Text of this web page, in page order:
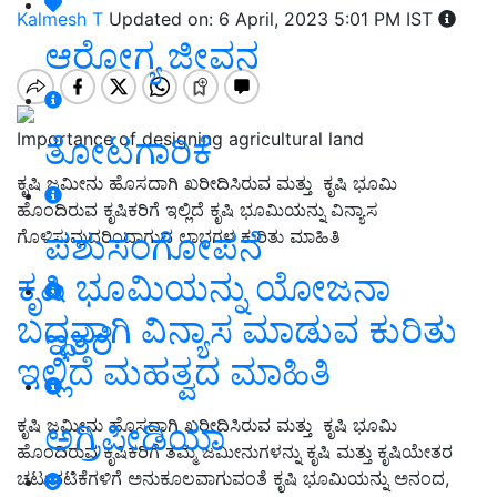
ಆರೋಗ್ಯ ಜೀವನ
ತೋಟಗಾರಿಕೆ
ಪಶುಸಂಗೋಪನೆ
ಇತರೆ
ಅಗ್ರಿಪೀಡಿಯಾ
Kalmesh T Updated on: 6 April, 2023 5:01 PM IST
Importance of designing agricultural land
ಕೃಷಿ ಜಮೀನು ಹೊಸದಾಗಿ ಖರೀದಿಸಿರುವ ಮತ್ತು ಕೃಷಿ ಭೂಮಿ
ಹೊಂದಿರುವ ಕೃಷಿಕರಿಗೆ ಇಲ್ಲಿದೆ ಕೃಷಿ ಭೂಮಿಯನ್ನು ವಿನ್ಯಾಸ
ಗೊಳಿಸುವುದರಿಂದಾಗುವ ಲಾಭಗಳ ಕುರಿತು ಮಾಹಿತಿ
ಕೃಷಿ ಭೂಮಿಯನ್ನು ಯೋಜನಾ
ಬದ್ಧವಾಗಿ ವಿನ್ಯಾಸ ಮಾಡುವ ಕುರಿತು
ಇಲ್ಲಿದೆ ಮಹತ್ವದ ಮಾಹಿತಿ
ಕೃಷಿ ಜಮೀನು ಹೊಸದಾಗಿ ಖರೀದಿಸಿರುವ ಮತ್ತು ಕೃಷಿ ಭೂಮಿ
ಹೊಂದಿರುವ ಕೃಷಿಕರಿಗೆ ತಮ್ಮ ಜಮೀನುಗಳನ್ನು ಕೃಷಿ ಮತ್ತು ಕೃಷಿಯೇತರ
ಚಟುವಟಿಕೆಗಳಿಗೆ ಅನುಕೂಲವಾಗುವಂತೆ ಕೃಷಿ ಭೂಮಿಯನ್ನು ಅನಂದ,